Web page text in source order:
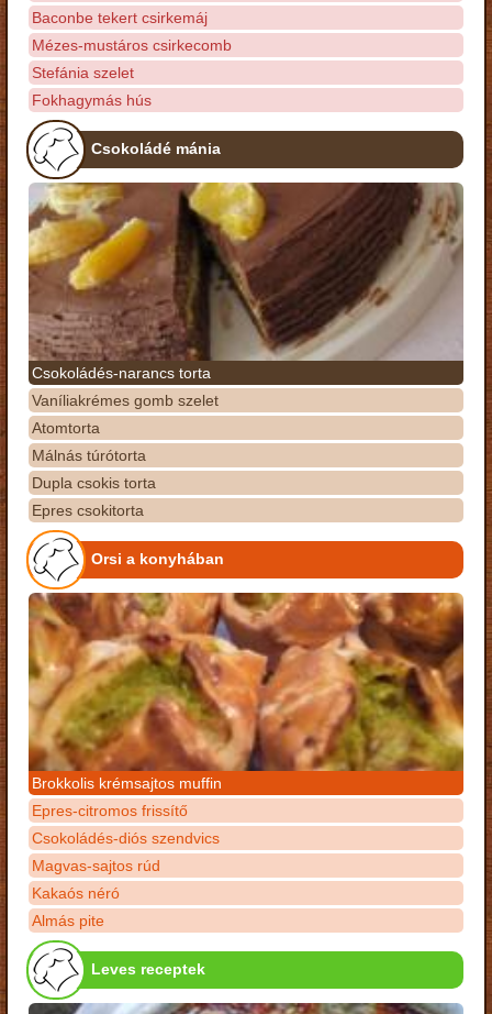
Baconbe tekert csirkemáj
Mézes-mustáros csirkecomb
Stefánia szelet
Fokhagymás hús
Csokoládé mánia
Csokoládés-narancs torta
Vaníliakrémes gomb szelet
Atomtorta
Málnás túrótorta
Dupla csokis torta
Epres csokitorta
Orsi a konyhában
Brokkolis krémsajtos muffin
Epres-citromos frissítő
Csokoládés-diós szendvics
Magvas-sajtos rúd
Kakaós néró
Almás pite
Leves receptek